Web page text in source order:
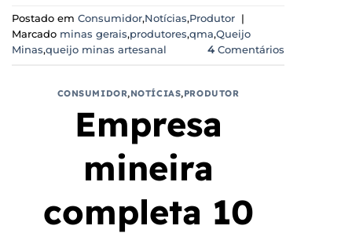
Postado em Consumidor,Notícias,Produtor |
Marcado minas gerais,produtores,qma,Queijo
Minas,queijo minas artesanal 4 Comentários
CONSUMIDOR, NOTÍCIAS, PRODUTOR
Empresa
mineira
completa 10